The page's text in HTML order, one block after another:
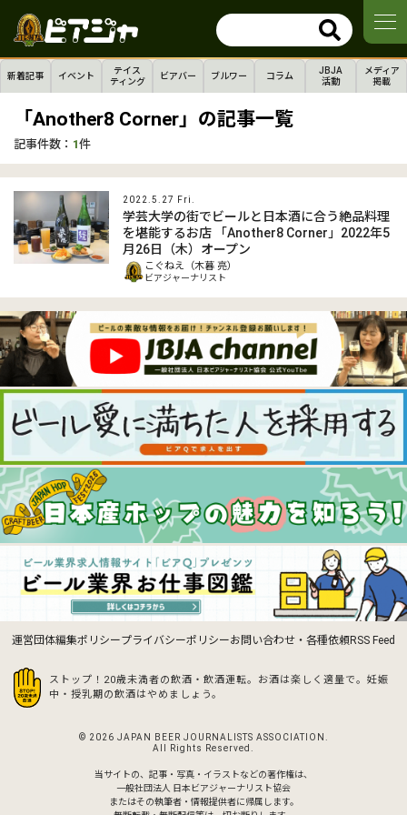
新着記事 イベント
テイス
ティング
ビアバー ブルワー コラム
JBJA
活動
メディア
掲載
「Another8 Corner」の記事一覧
記事件数： 1件
2022.5.27 Fri.
学芸大学の街でビールと日本酒に合う絶品料理
を堪能するお店 「Another8 Corner」2022年5
月26日（木）オープン
こぐねえ（木暮 亮）
ビアジャーナリスト
運営団体編集ポリシープライバシーポリシーお問い合わせ・各種依頼RSS Feed
ストップ！20歳未満者の飲酒・飲酒運転。お酒は楽しく適量で。 妊娠
中・授乳期の飲酒はやめましょう。
© 2026 JAPAN BEER JOURNALISTS ASSOCIATION.
All Rights Reserved.
当サイトの、記事・写真・イラストなどの著作権は、
一般社団法人 日本ビアジャーナリスト協会
またはその執筆者・情報提供者に帰属します。